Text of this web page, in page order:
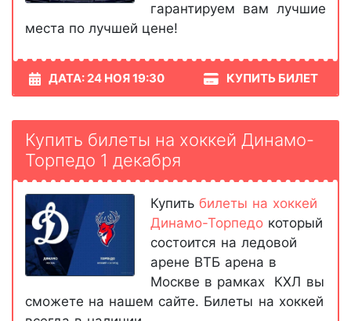
гарантируем вам лучшие
места по лучшей цене!
ДАТА: 24 НОЯ 19:30 КУПИТЬ БИЛЕТ
Купить билеты на хоккей Динамо-
Торпедо 1 декабря
Купить билеты на хоккей
Динамо-Торпедо который
состоится на ледовой
арене ВТБ арена в
Москве в рамках КХЛ вы
сможете на нашем сайте. Билеты на хоккей